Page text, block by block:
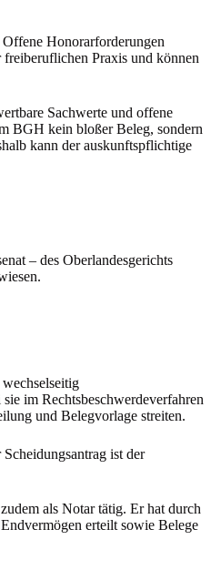
Offene Honorarforderungen
freiberuflichen Praxis und können
Sachwerte und offene
BGH kein bloßer Beleg, sondern
kann der auskunftspflichtige
– des Oberlandesgerichts
im Rechtsbeschwerdeverfahren
und Belegvorlage streiten.
ist der
als Notar tätig. Er hat durch
erteilt sowie Belege